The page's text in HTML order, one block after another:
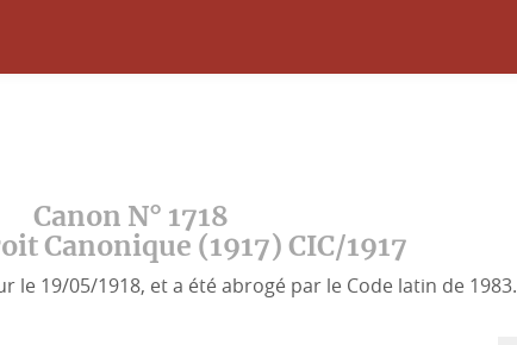
Canon N° 1718
Canonique (1917) CIC/1917
le 19/05/1918, et a été abrogé par le Code latin de 1983.